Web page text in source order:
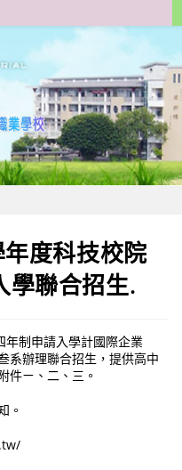
度科技校院
學聯合招生.
年制申請入學計國際企業
系辦理聯合招生，提供高中
件ㄧ、二、三。
。